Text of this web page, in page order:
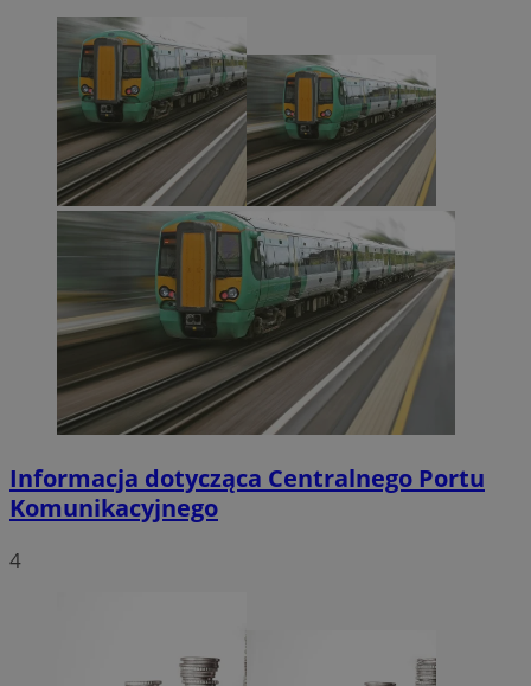
Informacja dotycząca Centralnego Portu
Komunikacyjnego
4